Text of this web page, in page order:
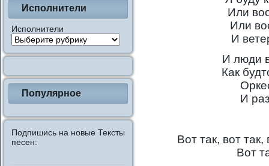
Исполнители
Исполнители
Популярное
Подпишись на новые Тексты
песен:
Или
Или
И
И люди
Как
И
Вот так, вот так,
Вот